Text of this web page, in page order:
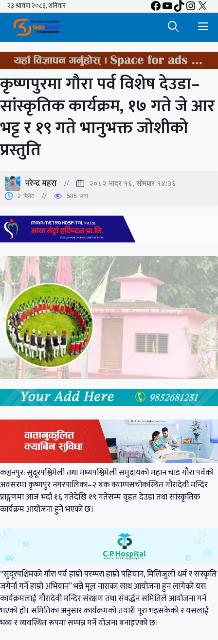
Skip
content
Facebook
YouTube
TikTok
X
कृष्णपुरमा गौरा पर्व विशेष देउडा–
सांस्कृतिक कार्यक्रम, १७ गते जे आर
भट्ट र १९ गते भानुभक्त जोशीको
प्रस्तुति
नरेन्द्र महरा २०८२ भाद्र १६, सोमबार १४:३६
2 मिनेट 586 जना
कञ्चनपुर: सुदूरपश्चिमेली तथा मध्यपश्चिमेली समुदायको महान चाड गौरा पर्वको
अवसरमा कृष्णपुर नगरपालिका–२ बंक क्याम्पसचोकस्थित गौरादेवी मन्दिर
प्राङ्गणमा आज भदौ १६ गतेदेखि १९ गतेसम्म वृहत देउडा तथा सांस्कृतिक
कार्यक्रम आयोजना हुने भएको छ।
“सुदूरपश्चिमको गौरा पर्व हाम्रो परम्परा हाम्रो पहिचान, मिलिजुली धर्म र संस्कृति
जगेर्ना गर्ने हाम्रो अभियान” भन्ने मूल नाराका साथ आयोजना हुन लागेको यस
कार्यक्रमलाई गौरादेवी मन्दिर संरक्षण तथा संवर्द्धन समितिले आयोजना गर्ने
भएको हो। समितिका अनुसार कार्यक्रमको तयारी पूरा भइसकेको र यसलाई
भव्य र व्यवस्थित रूपमा सम्पन्न गर्ने योजना बनाइएको छ।